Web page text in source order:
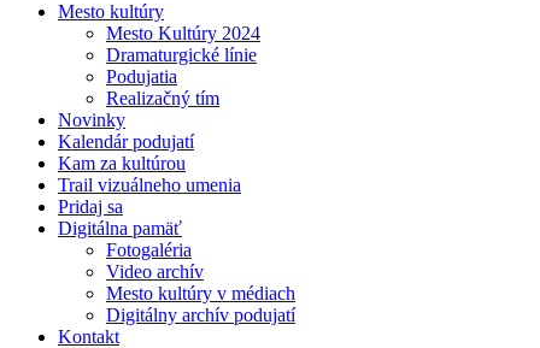
Mesto kultúry
Mesto Kultúry 2024
Dramaturgické línie
Podujatia
Realizačný tím
Novinky
Kalendár podujatí
Kam za kultúrou
Trail vizuálneho umenia
Pridaj sa
Digitálna pamäť
Fotogaléria
Video archív
Mesto kultúry v médiach
Digitálny archív podujatí
Kontakt